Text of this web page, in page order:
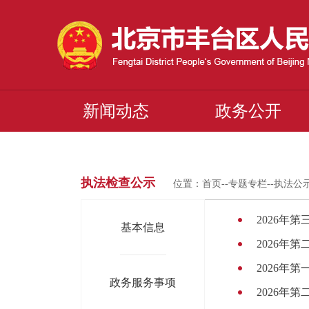
新闻动态 政务公开
执法检查公示 位置： 首页 --专题专栏--执法公
基本信息
政务服务事项
2026年第
2026年第
2026年第
2026年第